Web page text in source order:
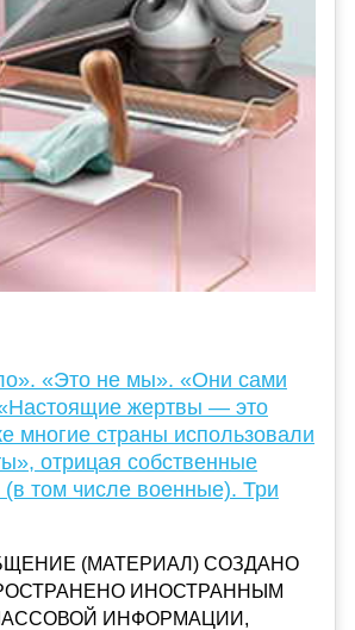
«Это не мы». «Они сами
жертвы — это
многие страны использовали
отрицая собственные
(в том числе военные). Три
(МАТЕРИАЛ) СОЗДАНО
ИНОСТРАННЫМ
ИНФОРМАЦИИ,